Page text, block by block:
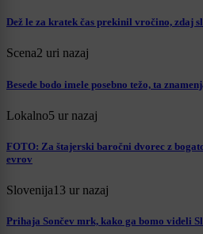
Dež le za kratek čas prekinil vročino, zdaj
Scena2 uri nazaj
Besede bodo imele posebno težo, ta
Lokalno5 ur nazaj
FOTO: Za štajerski baročni dvorec z
evrov
Slovenija13 ur nazaj
Prihaja Sončev mrk, kako ga bomo videli